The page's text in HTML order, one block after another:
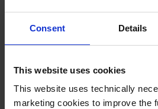
Consent Details
This website uses cookies
This website uses technically
marketing cookies to improve the
La proposition 65 de
officiellement connue
sous le nom de « Safe
Drinking Water and
En